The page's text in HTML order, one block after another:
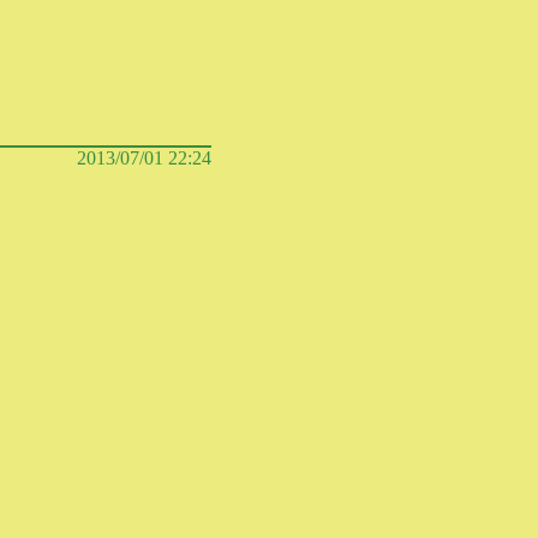
2013/07/01 22:24